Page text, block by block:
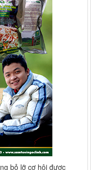
bỏ lỡ cơ hội được